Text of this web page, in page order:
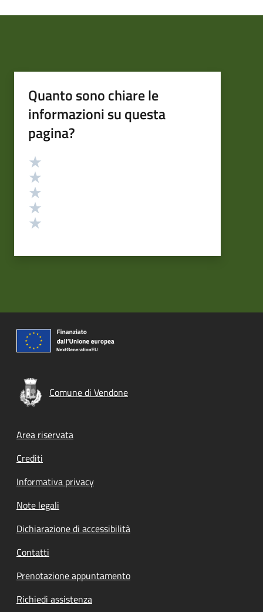
Quanto sono chiare le
informazioni su questa
pagina?
Valutazione
Comune di Vendone
Footer menu
Area riservata
Crediti
Informativa privacy
Note legali
Dichiarazione di accessibilità
Contatti
Prenotazione appuntamento
Richiedi assistenza